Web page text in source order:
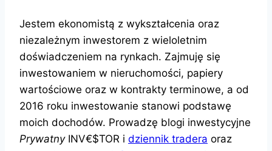
Jestem ekonomistą z wykształcenia oraz
niezależnym inwestorem z wieloletnim
doświadczeniem na rynkach. Zajmuję się
inwestowaniem w nieruchomości, papiery
wartościowe oraz w kontrakty terminowe, a od
2016 roku inwestowanie stanowi podstawę
moich dochodów. Prowadzę blogi inwestycyjne
PrywatnyINV€$TOR i dziennik tradera oraz